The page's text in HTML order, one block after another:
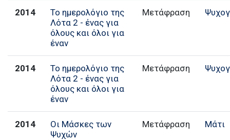
2014
Το ημερολόγιο της
Λότα 2 - ένας για
όλους και όλοι για
έναν
Μετάφραση
2014
Το ημερολόγιο της
Λότα 2 - ένας για
όλους και όλοι για
έναν
Μετάφραση
2014
Οι Μάσκες των
Ψυχών
Μετάφραση Μάτι